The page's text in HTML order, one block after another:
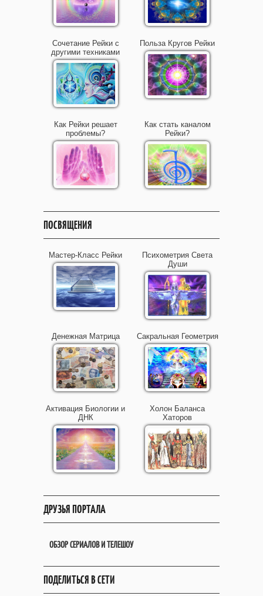
Сочетание Рейки с
другими техниками
Польза Кругов Рейки
Как Рейки решает
проблемы?
Как стать каналом
Рейки?
ПОСВЯЩЕНИЯ
Мастер-Класс Рейки
Психометрия Света
Души
Денежная Матрица Сакральная Геометрия
Активация Биологии и
ДНК
Холон Баланса
Хаторов
ДРУЗЬЯ ПОРТАЛА
ОБЗОР СЕРИАЛОВ И ТЕЛЕШОУ
ПОДЕЛИТЬСЯ В СЕТИ